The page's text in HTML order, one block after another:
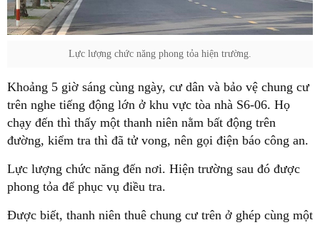
Lực lượng chức năng phong tỏa hiện trường.
Khoảng 5 giờ sáng cùng ngày, cư dân và bảo vệ chung cư
trên nghe tiếng động lớn ở khu vực tòa nhà S6-06. Họ
chạy đến thì thấy một thanh niên nằm bất động trên
đường, kiểm tra thì đã tử vong, nên gọi điện báo công an.
Lực lượng chức năng đến nơi. Hiện trường sau đó được
phong tỏa để phục vụ điều tra.
Được biết, thanh niên thuê chung cư trên ở ghép cùng một